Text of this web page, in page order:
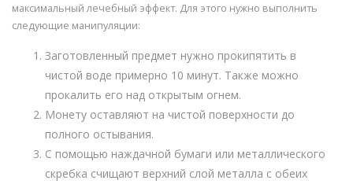
максимальный лечебный эффект. Для этого нужно выполнить
следующие манипуляции:
Заготовленный предмет нужно прокипятить в
чистой воде примерно 10 минут. Также можно
прокалить его над открытым огнем.
Монету оставляют на чистой поверхности до
полного остывания.
С помощью наждачной бумаги или металлического
скребка счищают верхний слой металла с обеих